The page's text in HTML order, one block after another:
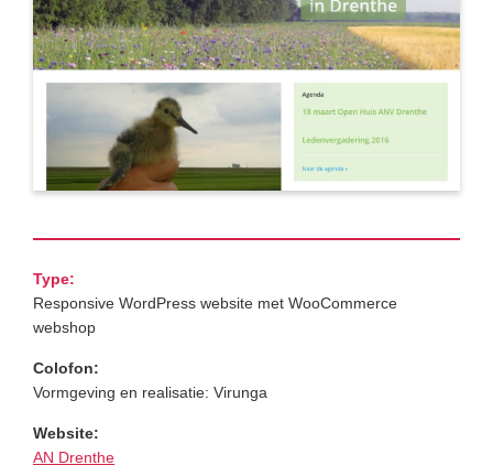
Type:
Responsive WordPress website met WooCommerce
webshop
Colofon:
Vormgeving en realisatie: Virunga
Website:
AN Drenthe